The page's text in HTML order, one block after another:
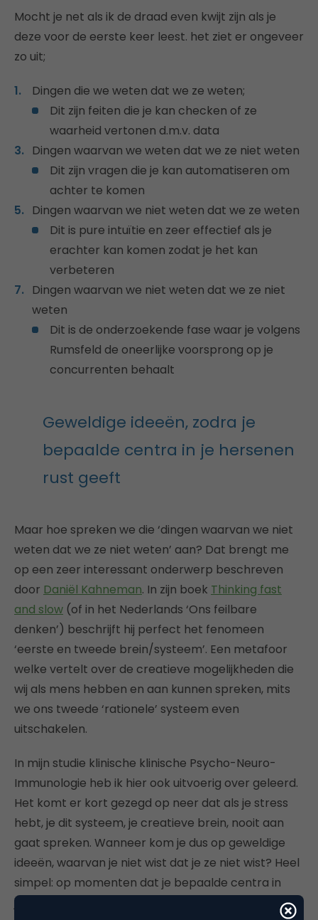
Mocht je net als ik de draad even kwijt zijn als je
deze voor de eerste keer leest. het ziet er ongeveer
zo uit;
Dingen die we weten dat we ze weten;
Dit zijn feiten die je kan checken of ze
waarheid vertonen d.m.v. data
Dingen waarvan we weten dat we ze niet weten
Dit zijn vragen die je kan automatiseren om
achter te komen
Dingen waarvan we niet weten dat we ze weten
Dit is pure intuïtie en zeer effectief als je
erachter kan komen zodat je het kan
verbeteren
Dingen waarvan we niet weten dat we ze niet
weten
Dit is de onderzoekende fase waar je volgens
Rumsfeld de oneerlijke voorsprong op je
concurrenten behaalt
Geweldige ideeën, zodra je
bepaalde centra in je hersenen
rust geeft
Maar hoe spreken we die ‘dingen waarvan we niet
weten dat we ze niet weten’ aan? Dat brengt me
op een zeer interessant onderwerp beschreven
door Daniël Kahneman. In zijn boek Thinking fast
and slow (of in het Nederlands ‘Ons feilbare
denken’) beschrijft hij perfect het fenomeen
‘eerste en tweede brein/systeem’. Een metafoor
welke vertelt over de creatieve mogelijkheden die
wij als mens hebben en aan kunnen spreken, mits
we ons tweede ‘rationele’ systeem even
uitschakelen.
In mijn studie klinische klinische Psycho-Neuro-
Immunologie heb ik hier ook uitvoerig over geleerd.
Het komt er kort gezegd op neer dat als je stress
hebt, je dit systeem, je creatieve brein, nooit aan
gaat spreken. Wanneer kom je dus op geweldige
ideeën, waarvan je niet wist dat je ze niet wist? Heel
simpel: op momenten dat je bepaalde centra in
jouw hersenen rust geeft. Dit doe je bijvoorbeeld